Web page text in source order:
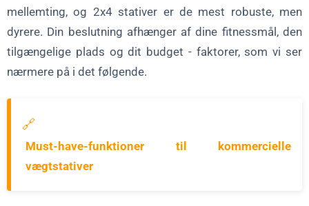
mellemting, og 2x4 stativer er de mest robuste, men
dyrere. Din beslutning afhænger af dine fitnessmål, den
tilgængelige plads og dit budget - faktorer, som vi ser
nærmere på i det følgende.
🔗
Must-have-funktioner til kommercielle
vægtstativer